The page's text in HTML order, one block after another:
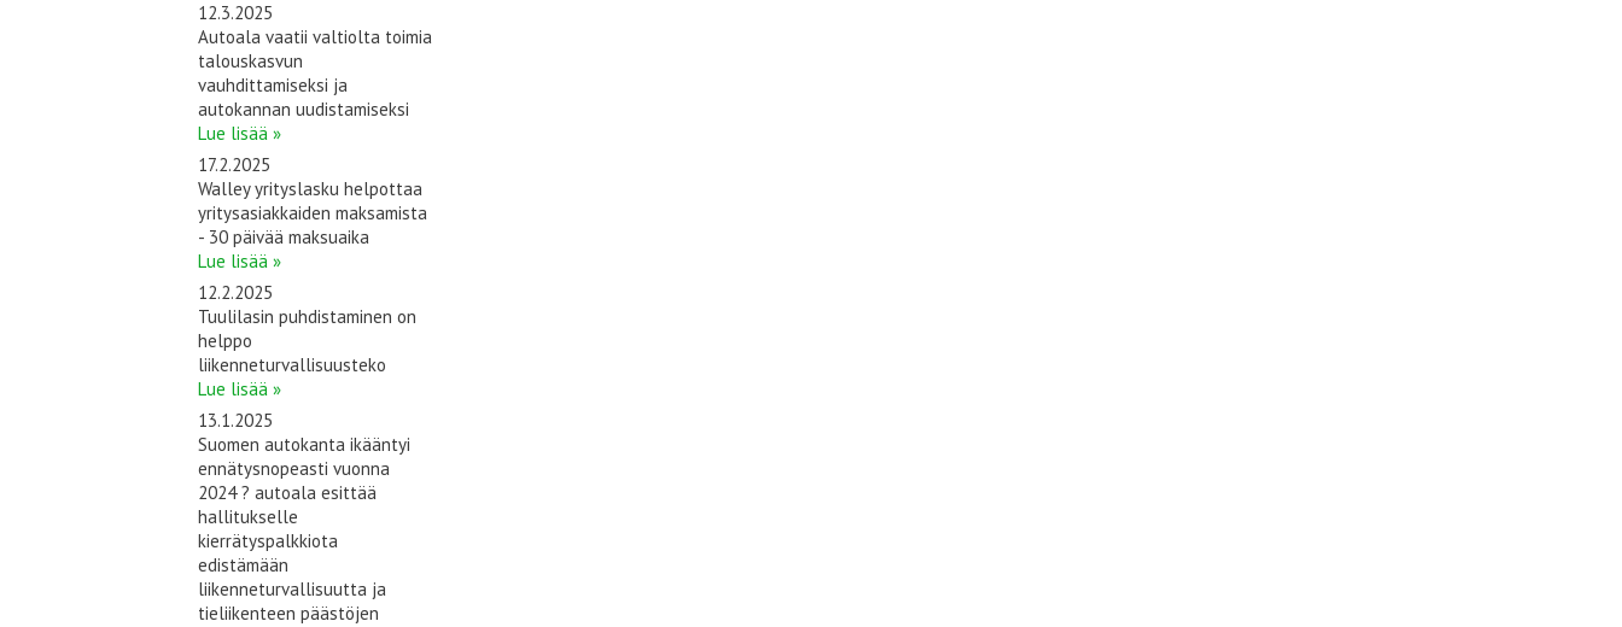
12.3.2025
Autoala vaatii valtiolta toimia
talouskasvun
vauhdittamiseksi ja
autokannan uudistamiseksi
Lue lisää »
17.2.2025
Walley yrityslasku helpottaa
yritysasiakkaiden maksamista
- 30 päivää maksuaika
Lue lisää »
12.2.2025
Tuulilasin puhdistaminen on
helppo
liikenneturvallisuusteko
Lue lisää »
13.1.2025
Suomen autokanta ikääntyi
ennätysnopeasti vuonna
2024 ? autoala esittää
hallitukselle
kierrätyspalkkiota
edistämään
liikenneturvallisuutta ja
tieliikenteen päästöjen